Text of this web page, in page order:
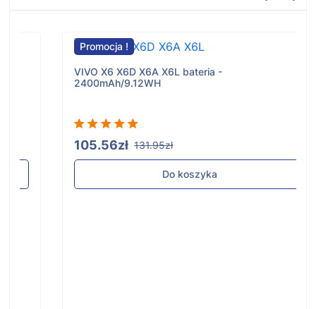
Promocja !
VIVO X6 X6D X6A X6L bateria -
2400mAh/9.12WH
105.56zł 131.95zł
Do koszyka